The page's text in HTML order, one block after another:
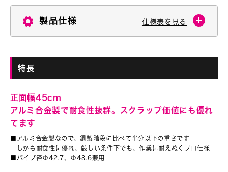
製品仕様 仕様表を見る
特長
正面幅45cm
アルミ合金製で耐食性抜群。スクラップ価値にも優れ
てます
■アルミ合金製なので、鋼製階段に比べて半分以下の重さです
しかも耐食性に優れ、厳しい条件下でも、作業に耐えぬくプロ仕様
■パイプ径Φ42.7、Φ48.6兼用